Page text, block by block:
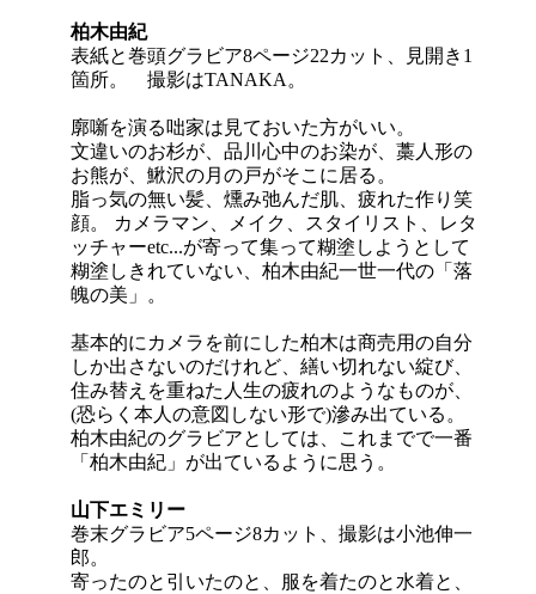
柏木由紀
表紙と巻頭グラビア8ページ22カット、見開き1
箇所。 撮影はTANAKA。
廓噺を演る咄家は見ておいた方がいい。
文違いのお杉が、品川心中のお染が、藁人形の
お熊が、鰍沢の月の戸がそこに居る。
脂っ気の無い髪、燻み弛んだ肌、疲れた作り笑
顔。 カメラマン、メイク、スタイリスト、レタ
ッチャーetc...が寄って集って糊塗しようとして
糊塗しきれていない、柏木由紀一世一代の「落
魄の美」。
基本的にカメラを前にした柏木は商売用の自分
しか出さないのだけれど、繕い切れない綻び、
住み替えを重ねた人生の疲れのようなものが、
(恐らく本人の意図しない形で)滲み出ている。
柏木由紀のグラビアとしては、これまでで一番
「柏木由紀」が出ているように思う。
山下エミリー
巻末グラビア5ページ8カット、撮影は小池伸一
郎。
寄ったのと引いたのと、服を着たのと水着と、